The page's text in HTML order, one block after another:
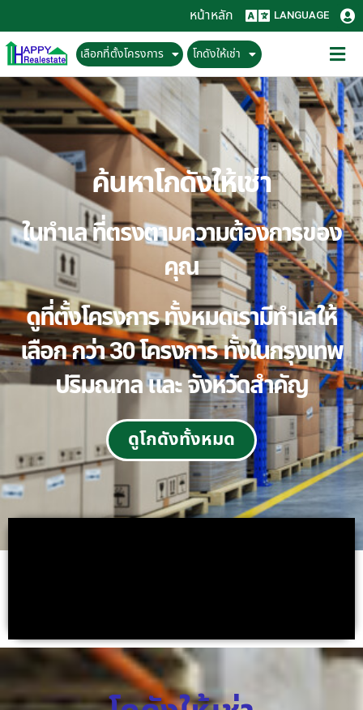
หน้าหลัก LANGUAGE
เลือกที่ตั้งโครงการ โกดังให้เช่า
ค้นหาโกดังให้เช่า
ในทำเล ที่ตรงตามความต้องการของ
คุณ
ดูที่ตั้งโครงการ ทั้งหมดเรามีทำเลให้
เลือก กว่า 30 โครงการ ทั้งในกรุงเทพ
ปริมณฑล และ จังหวัดสำคัญ
ดูโกดังทั้งหมด